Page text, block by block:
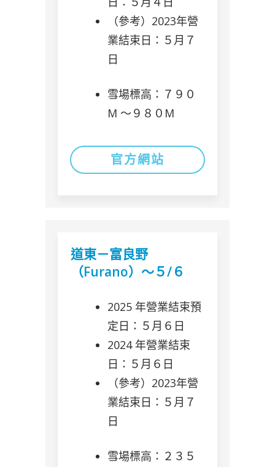
（參考）2023年營
業結束日：５月７
日
雪場標高：７９０
M 〜９８０M
官方網站
道東－富良野
（Furano）～５/６
2025 年營業結束預
定日：５月６日
2024 年營業結束
日：５月６日
（參考）2023年營
業結束日：５月７
日
雪場標高：２３５